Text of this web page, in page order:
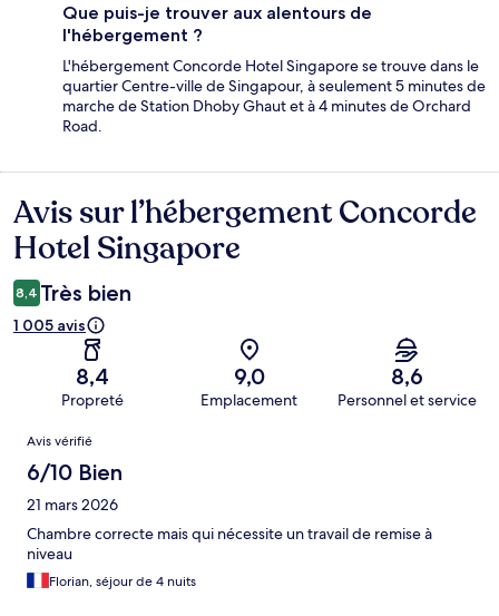
Que puis-je trouver aux alentours de
l'hébergement ?
L'hébergement Concorde Hotel Singapore se trouve dans le
quartier Centre-ville de Singapour, à seulement 5 minutes de
marche de Station Dhoby Ghaut et à 4 minutes de Orchard
Road.
Avis
Avis sur l’hébergement Concorde
Hotel Singapore
8,4 Très bien
1 005 avis
8,4
Propreté
9,0
Emplacement
8,6
Personnel et service
Avis
Avis vérifié
6/10 Bien
21 mars 2026
Chambre correcte mais qui nécessite un travail de remise à
niveau
Florian, séjour de 4 nuits